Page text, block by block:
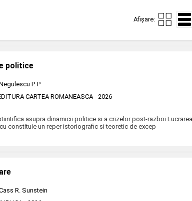
Afișare:
politice
P. P
CARTEA ROMANEASCA- 2026
asupra dinamicii politice si a crizelor post-razboi Lucrarea
constituie un reper istoriografic si teoretic de excep
R. Sunstein